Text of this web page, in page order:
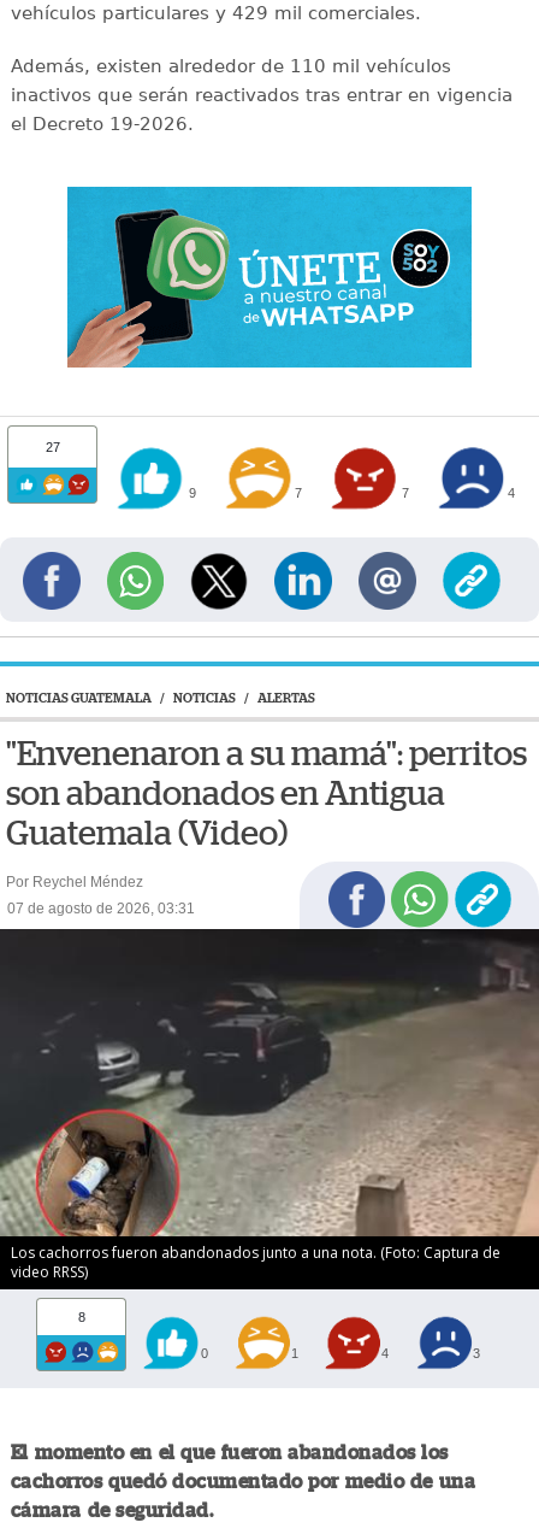
vehículos particulares y 429 mil comerciales.
Además, existen alrededor de 110 mil vehículos
inactivos que serán reactivados tras entrar en vigencia
el Decreto 19-2026.
27
9 7 7 4
NOTICIAS GUATEMALA / NOTICIAS / ALERTAS
"Envenenaron a su mamá": perritos
son abandonados en Antigua
Guatemala (Video)
Por Reychel Méndez
07 de agosto de 2026, 03:31
Los cachorros fueron abandonados junto a una nota. (Foto: Captura de
video RRSS)
8
0 1 4 3
El momento en el que fueron abandonados los
cachorros quedó documentado por medio de una
cámara de seguridad.